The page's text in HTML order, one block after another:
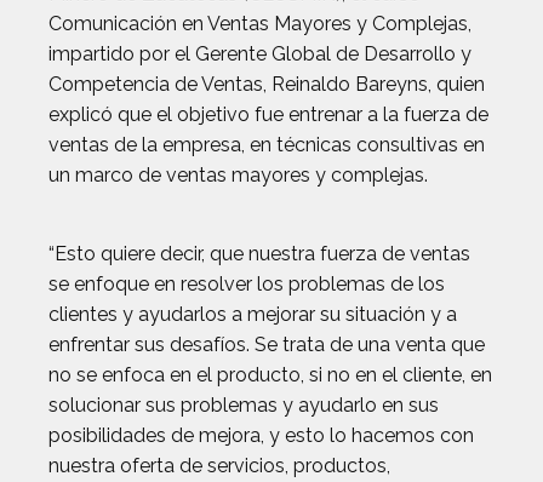
Comunicación en Ventas Mayores y Complejas,
impartido por el Gerente Global de Desarrollo y
Competencia de Ventas, Reinaldo Bareyns, quien
explicó que el objetivo fue entrenar a la fuerza de
ventas de la empresa, en técnicas consultivas en
un marco de ventas mayores y complejas.
“Esto quiere decir, que nuestra fuerza de ventas
se enfoque en resolver los problemas de los
clientes y ayudarlos a mejorar su situación y a
enfrentar sus desafíos. Se trata de una venta que
no se enfoca en el producto, si no en el cliente, en
solucionar sus problemas y ayudarlo en sus
posibilidades de mejora, y esto lo hacemos con
nuestra oferta de servicios, productos,